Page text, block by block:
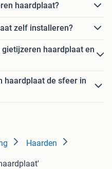
haardplaat?
zelf installeren?
haardplaat en
haardplaat de sfeer in
Haarden